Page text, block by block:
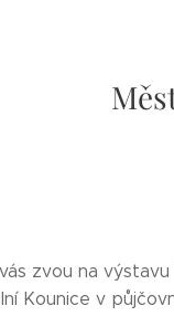
zvou na výstavu
Kounice v